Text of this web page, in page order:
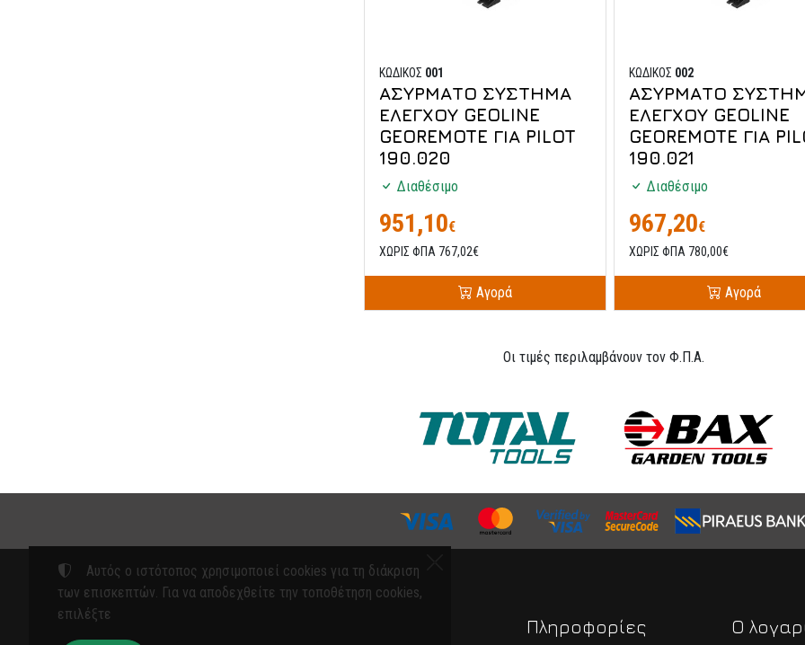
ΚΩΔΙΚΟΣ 001
ΑΣΥΡΜΑΤΟ ΣΥΣΤΗΜΑ
ΕΛΕΓΧΟΥ GEOLINE
GEOREMOTE ΓΙΑ PILOT
190.020
Διαθέσιμο
951,10€
ΧΩΡΙΣ ΦΠΑ 767,02€
Αγορά
ΚΩΔΙΚΟΣ 002
ΑΣΥΡΜΑΤΟ
ΕΛΕΓΧΟΥ GEOLINE
GEOREMOTE ΓΙΑ
190.021
Διαθέσιμο
967,20€
ΧΩΡΙΣ ΦΠΑ 780,00€
Αγορά
Οι τιμές περιλαμβάνουν τον Φ.Π.Α.
Πληροφορίες
Ο
Αυτός ο ιστότοπος χρησιμοποιεί cookies για τη διάκριση
των επισκεπτών. Για να αποδεχθείτε την τοποθέτηση cookies,
επιλέξτε